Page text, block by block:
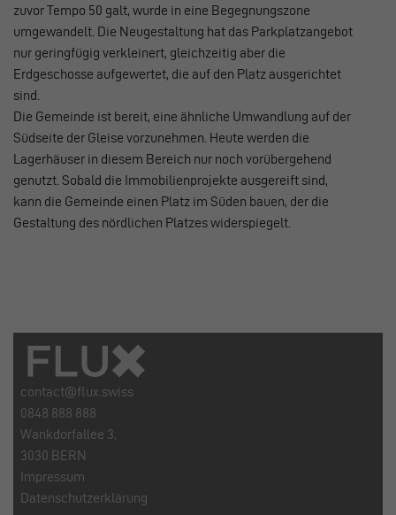
zuvor Tempo 50 galt, wurde in eine Begegnungszone
umgewandelt. Die Neugestaltung hat das Parkplatzangebot
nur geringfügig verkleinert, gleichzeitig aber die
Erdgeschosse aufgewertet, die auf den Platz ausgerichtet
sind.
Die Gemeinde ist bereit, eine ähnliche Umwandlung auf der
Südseite der Gleise vorzunehmen. Heute werden die
Lagerhäuser in diesem Bereich nur noch vorübergehend
genutzt. Sobald die Immobilienprojekte ausgereift sind,
kann die Gemeinde einen Platz im Süden bauen, der die
Gestaltung des nördlichen Platzes widerspiegelt.
contact@flux.swiss
0848 888 888
Wankdorfallee 3,
3030 BERN
Impressum
Datenschutzerklärung